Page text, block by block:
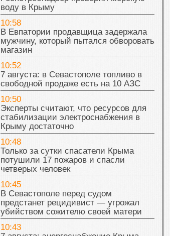
воду в Крыму
10:58
В Евпатории продавщица задержала
мужчину, который пытался обворовать
магазин
10:52
7 августа: в Севастополе топливо в
свободной продаже есть на 10 АЗС
10:50
Эксперты считают, что ресурсов для
стабилизации электроснабжения в
Крыму достаточно
10:48
Только за сутки спасатели Крыма
потушили 17 пожаров и спасли
четверых человек
10:45
В Севастополе перед судом
предстанет рецидивист — угрожал
убийством сожителю своей матери
10:43